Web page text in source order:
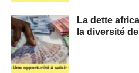
La dette
la diversité